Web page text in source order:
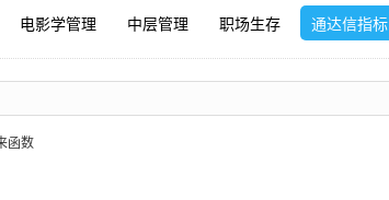
电影学管理 中层管理 职场生存 通达信指标
函数